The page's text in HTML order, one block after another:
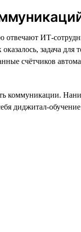
отвечают ИТ-
задача для
счётчиков
коммуникации.
диджитал-